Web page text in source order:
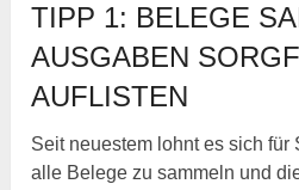
TIPP 1: BELEGE
AUSGABEN
AUFLISTEN
Seit neuestem lohnt es sich für
alle Belege zu sammeln und